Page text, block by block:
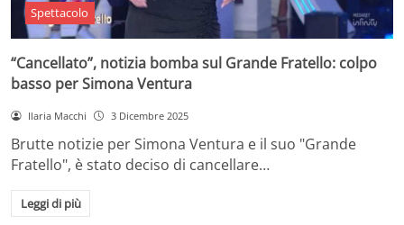
Spettacolo
“Cancellato”, notizia bomba sul Grande Fratello: colpo
basso per Simona Ventura
Ilaria Macchi 3 Dicembre 2025
Brutte notizie per Simona Ventura e il suo "Grande
Fratello", è stato deciso di cancellare…
Leggi di più